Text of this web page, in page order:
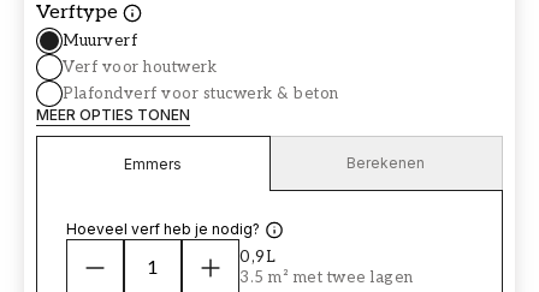
Verftype
Muurverf
Verf voor houtwerk
Plafondverf voor stucwerk & beton
MEER OPTIES TONEN
Emmers Berekenen
Hoeveel verf heb je nodig?
0,9L
3.5 m² met twee lagen